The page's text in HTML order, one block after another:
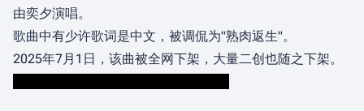
由奕夕演唱。
歌曲中有少许歌词是中文，被调侃为"熟肉返生"。
2025年7月1日，该曲被全网下架，大量二创也随之下架。